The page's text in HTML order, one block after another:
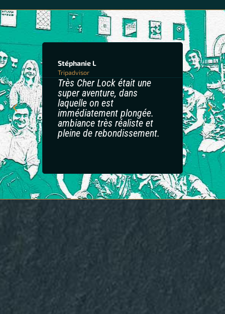
Stéphanie L
Tripadvisor
Très Cher Lock était une
super aventure, dans
laquelle on est
immédiatement plongée.
ambiance très réaliste et
pleine de rebondissement.
les
!